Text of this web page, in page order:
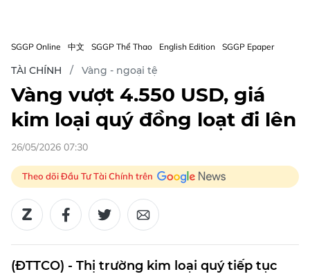
SGGP Online 中文 SGGP Thể Thao English Edition SGGP Epaper
TÀI CHÍNH Vàng - ngoại tệ
Vàng vượt 4.550 USD, giá
kim loại quý đồng loạt đi lên
26/05/2026 07:30
Theo dõi Đầu Tư Tài Chính trên
(ĐTTCO) - Thị trường kim loại quý tiếp tục